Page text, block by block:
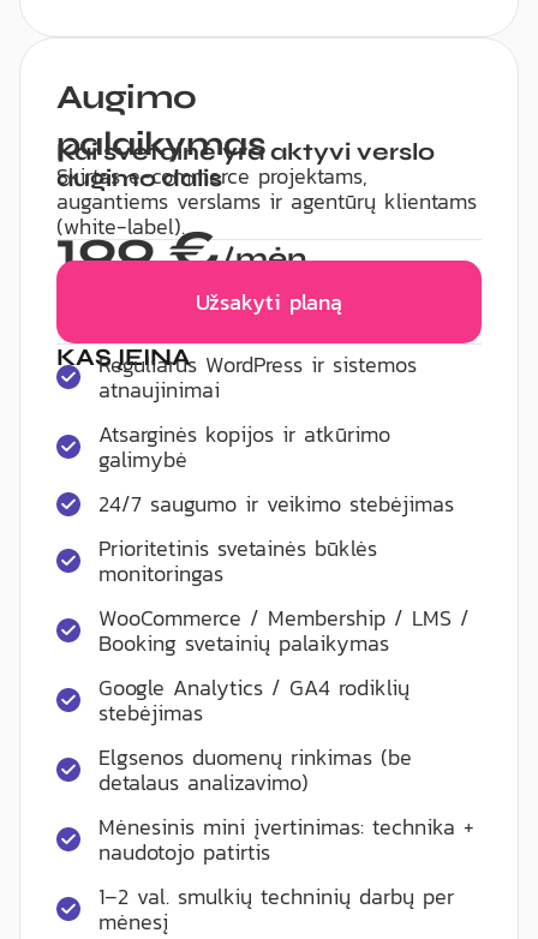
Augimo
palaikymas
Kai svetainė yra aktyvi verslo
augimo dalis
Skirtas e-commerce projektams,
augantiems verslams ir agentūrų klientams
(white-label).
199 €/mėn.
Užsakyti planą
KAS ĮEINA
Reguliarūs WordPress ir sistemos
atnaujinimai
Atsarginės kopijos ir atkūrimo
galimybė
24/7 saugumo ir veikimo stebėjimas
Prioritetinis svetainės būklės
monitoringas
WooCommerce / Membership / LMS /
Booking svetainių palaikymas
Google Analytics / GA4 rodiklių
stebėjimas
Elgsenos duomenų rinkimas (be
detalaus analizavimo)
Mėnesinis mini įvertinimas: technika +
naudotojo patirtis
1–2 val. smulkių techninių darbų per
mėnesį